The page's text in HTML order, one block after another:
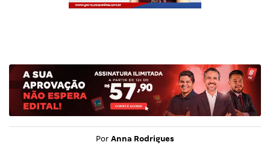
Por Anna Rodrigues